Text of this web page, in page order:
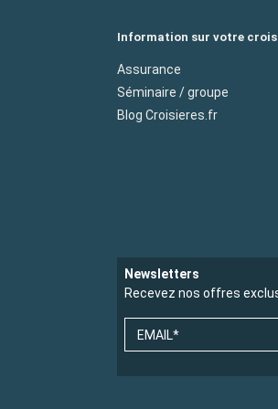
Information sur votre
Assurance
Séminaire / groupe
Blog Croisieres.fr
Newsletters
Recevez nos offres
EMAIL*